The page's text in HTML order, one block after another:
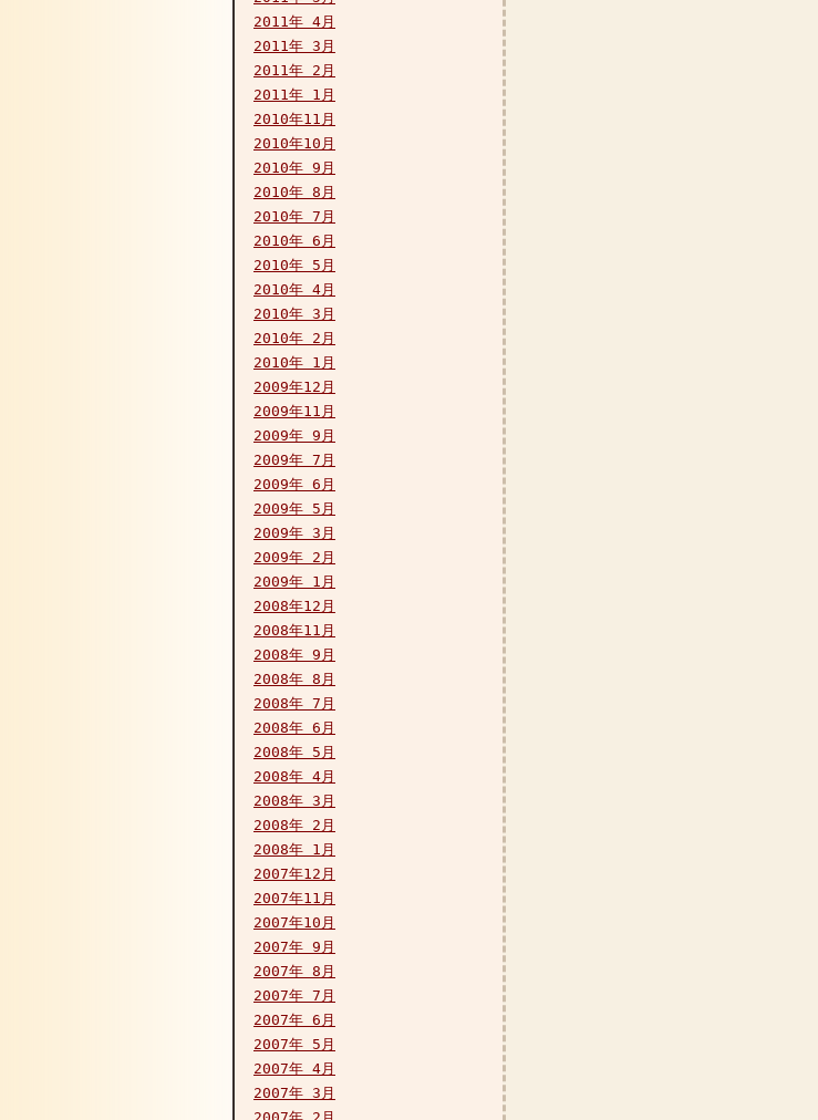
2011年 4月
2011年 3月
2011年 2月
2011年 1月
2010年11月
2010年10月
2010年 9月
2010年 8月
2010年 7月
2010年 6月
2010年 5月
2010年 4月
2010年 3月
2010年 2月
2010年 1月
2009年12月
2009年11月
2009年 9月
2009年 7月
2009年 6月
2009年 5月
2009年 3月
2009年 2月
2009年 1月
2008年12月
2008年11月
2008年 9月
2008年 8月
2008年 7月
2008年 6月
2008年 5月
2008年 4月
2008年 3月
2008年 2月
2008年 1月
2007年12月
2007年11月
2007年10月
2007年 9月
2007年 8月
2007年 7月
2007年 6月
2007年 5月
2007年 4月
2007年 3月